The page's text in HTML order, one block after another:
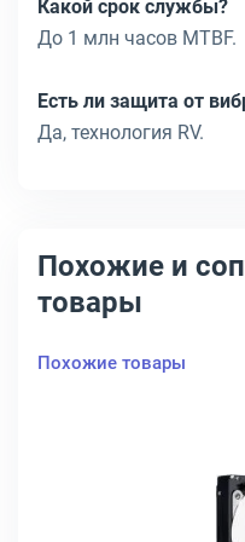
Какой срок службы?
До 1 млн часов MTBF.
Есть ли защита от
Да, технология RV.
Похожие и
товары
Похожие товары